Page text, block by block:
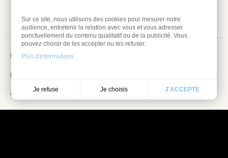
Sur ce site, nous utilisons des cookies pour mesurer notre
audience, entretenir la relation avec vous et vous adresser
ponctuellement du contenu qualitatif ou de la publicité. Vous
pouvez choisir de les accepter ou les refuser.
Plus d'informations
Je refuse Je choisis J'ACCEPTE
Mentions légales
Information sur les cookies
Conditions Générales de vente